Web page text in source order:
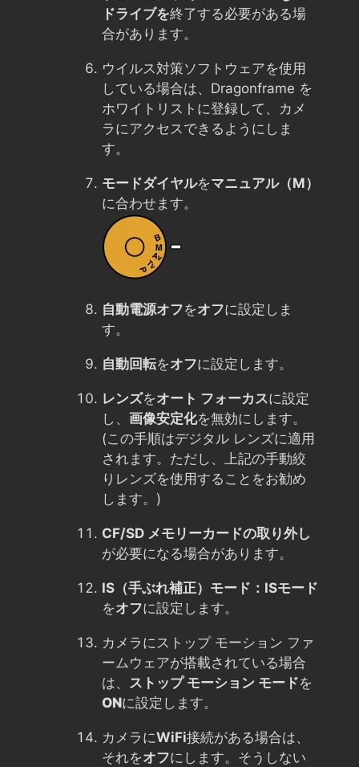
ドライブを終了する必要がある場
合があります。
ウイルス対策ソフトウェアを使用
している場合は、Dragonframe を
ホワイトリストに登録して、カメ
ラにアクセスできるようにしま
す。
モードダイヤルをマニュアル（M）
に合わせます。
自動電源オフをオフに設定しま
す。
自動回転をオフに設定します。
レンズをオート フォーカスに設定
し、 画像安定化を無効にします。
(この手順はデジタル レンズに適用
されます。ただし、上記の手動絞
りレンズを使用することをお勧め
します。)
CF/SD メモリーカードの取り外し
が必要になる場合があります。
IS（手ぶれ補正）モード：ISモード
をオフに設定します。
カメラにストップ モーション ファ
ームウェアが搭載されている場合
は、 ストップ モーション モードを
ONに設定します。
カメラにWiFi接続がある場合は、
それをオフにします。そうしない